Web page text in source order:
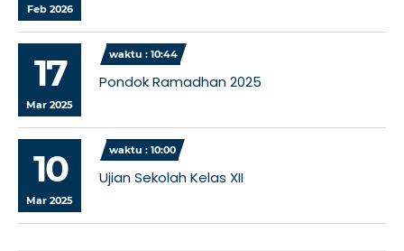
Feb 2026
17
Mar 2025
waktu : 10:44
Pondok Ramadhan 2025
10
Mar 2025
waktu : 10:00
Ujian Sekolah Kelas XII